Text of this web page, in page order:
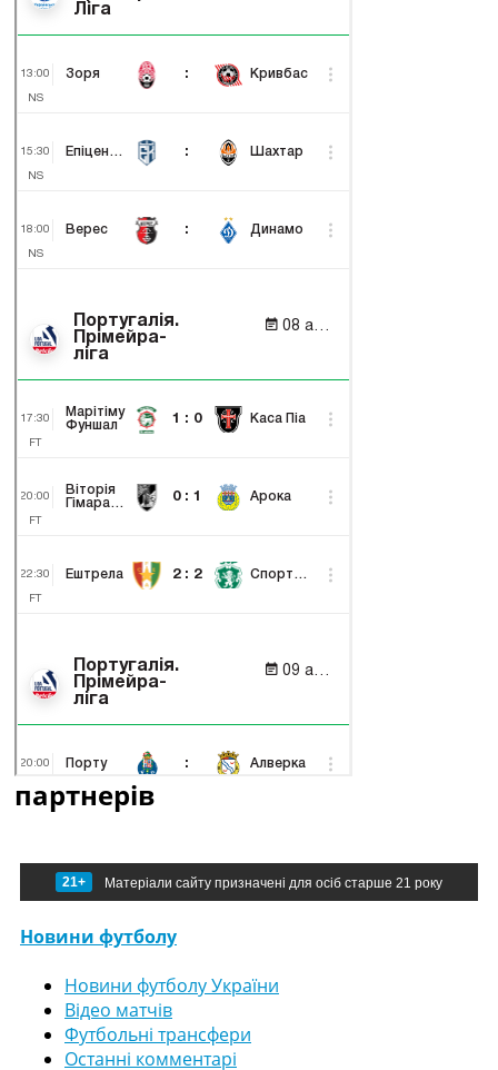
партнерів
21+ Матеріали сайту призначені для осіб старше 21 року
Новини футболу
Новини футболу України
Відео матчів
Футбольні трансфери
Останні комментарі